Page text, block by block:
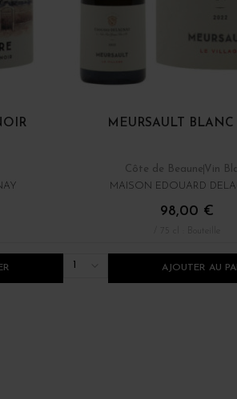
MEURSAULT
Côte de Beaune Vin
MAISON EDOUARD
98,00 €
AJOUTER AU